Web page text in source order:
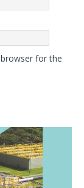
for the